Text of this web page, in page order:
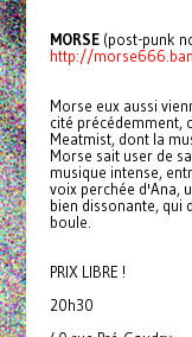
MORSE(post-punk
http://
Morse eux aussi
cité précédemment,
Meatmist, dont la
Morse sait user de
musique intense,
voix perchée d'Ana,
bien dissonante, qui
boule.
PRIX LIBRE !
20h30